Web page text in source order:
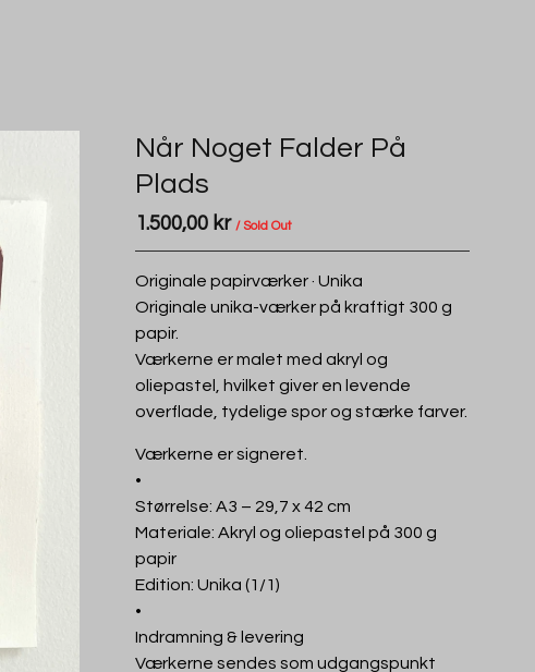
Når Noget Falder På
Plads
1.500,00 kr / Sold Out
Originale papirværker · Unika
Originale unika-værker på kraftigt 300 g
papir.
Værkerne er malet med akryl og
oliepastel, hvilket giver en levende
overflade, tydelige spor og stærke farver.
Værkerne er signeret.
•
Størrelse: A3 – 29,7 x 42 cm
Materiale: Akryl og oliepastel på 300 g
papir
Edition: Unika (1/1)
•
Indramning & levering
Værkerne sendes som udgangspunkt